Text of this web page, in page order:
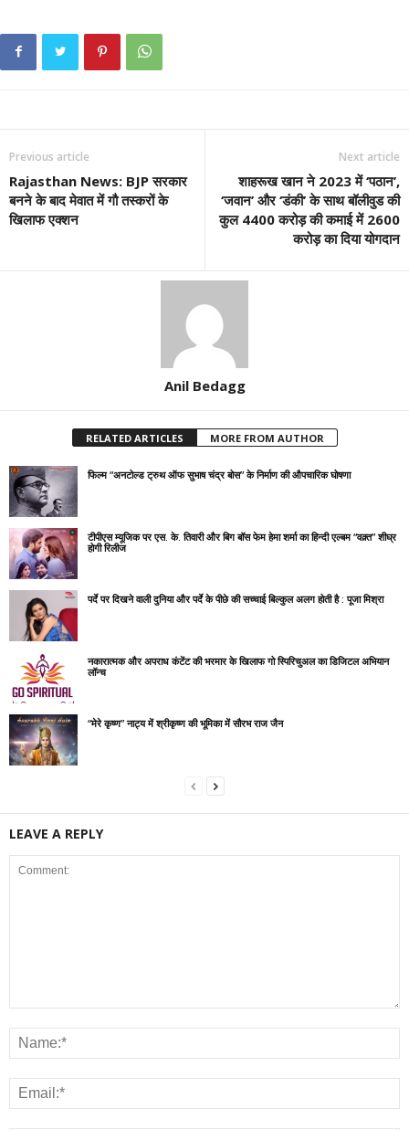
Previous article
Rajasthan News: BJP सरकार
बनने के बाद मेवात में गौ तस्करों के
खिलाफ एक्शन
Next article
शाहरूख खान ने 2023 में ‘पठान’,
‘जवान’ और ‘डंकी’ के साथ बॉलीवुड की
कुल 4400 करोड़ की कमाई में 2600
करोड़ का दिया योगदान
Anil Bedagg
RELATED ARTICLES MORE FROM AUTHOR
फिल्म “अनटोल्ड ट्रुथ ऑफ सुभाष चंद्र बोस” के निर्माण की औपचारिक घोषणा
टीपीएस म्यूजिक पर एस. के. तिवारी और बिग बॉस फेम हेमा शर्मा का हिन्दी एल्बम “वक़्त” शीघ्र
होगी रिलीज
पर्दे पर दिखने वाली दुनिया और पर्दे के पीछे की सच्चाई बिल्कुल अलग होती है : पूजा मिश्रा
नकारात्मक और अपराध कंटेंट की भरमार के खिलाफ गो स्पिरिचुअल का डिजिटल अभियान
लॉन्च
“मेरे कृष्ण” नाट्य में श्रीकृष्ण की भूमिका में सौरभ राज जैन
LEAVE A REPLY